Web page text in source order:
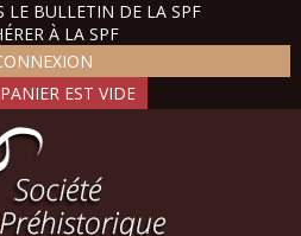
LE BULLETIN DE LA SPF
À LA SPF